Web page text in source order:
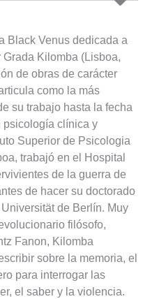
Black Venus dedicada a
Kilomba (Lisboa,
de obras de carácter
como la más
su trabajo hasta la fecha
psicología clínica y
Superior de Psicologia
trabajó en el Hospital
de la guerra de
de hacer su doctorado
de Berlín. Muy
filósofo,
Fanon, Kilomba
sobre la memoria, el
para interrogar las
el saber y la violencia.